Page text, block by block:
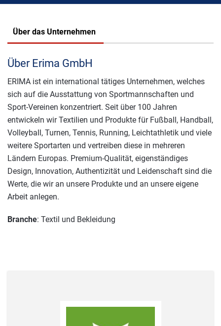
Über das Unternehmen
Über Erima GmbH
ERIMA ist ein international tätiges Unternehmen, welches
sich auf die Ausstattung von Sportmannschaften und
Sport-Vereinen konzentriert. Seit über 100 Jahren
entwickeln wir Textilien und Produkte für Fußball, Handball,
Volleyball, Turnen, Tennis, Running, Leichtathletik und viele
weitere Sportarten und vertreiben diese in mehreren
Ländern Europas. Premium-Qualität, eigenständiges
Design, Innovation, Authentizität und Leidenschaft sind die
Werte, die wir an unsere Produkte und an unsere eigene
Arbeit anlegen.
Branche: Textil und Bekleidung